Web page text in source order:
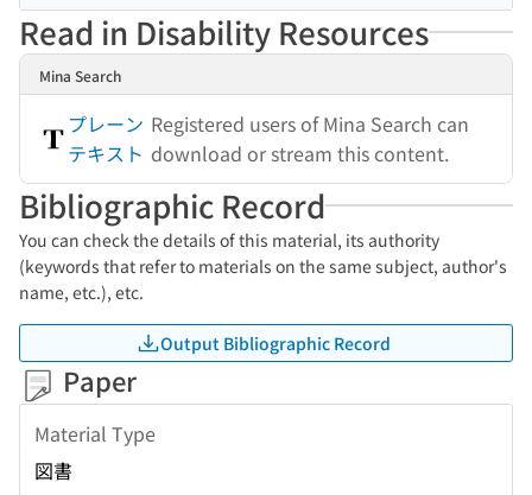
Read in Disability Resources
Mina Search
プレーン
テキスト
Registered users of Mina Search can
download or stream this content.
Bibliographic Record
You can check the details of this material, its authority
(keywords that refer to materials on the same subject, author's
name, etc.), etc.
Output Bibliographic Record
Paper
Material Type
図書